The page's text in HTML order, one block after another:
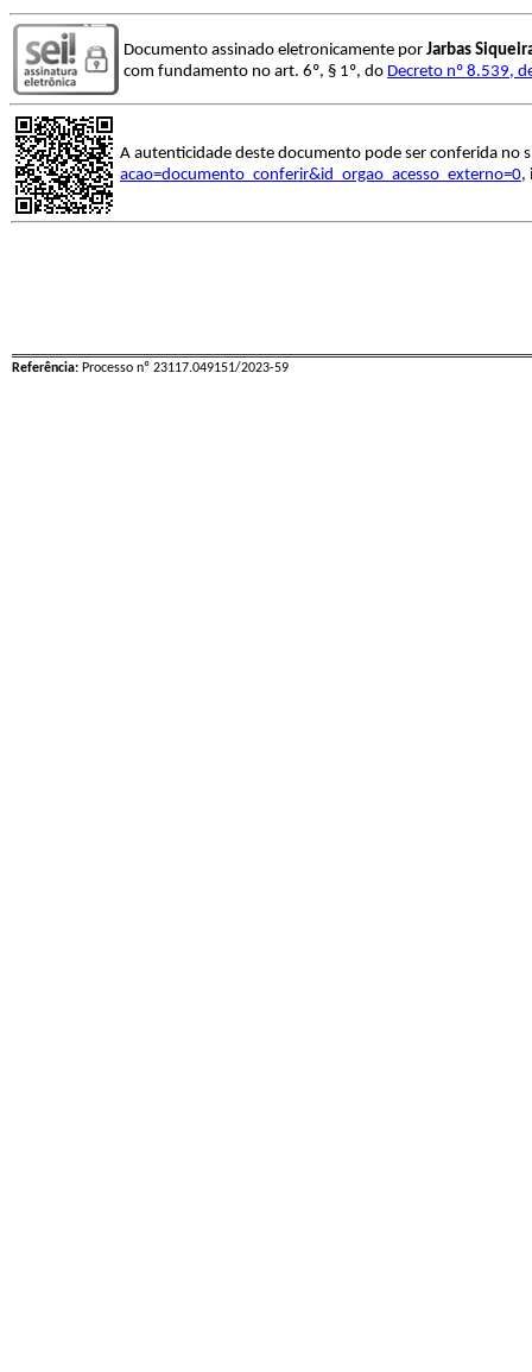
Documento assinado eletronicamente por Jarbas
com fundamento no art. 6º, § 1º, do Decreto nº 8.539,
A autenticidade deste documento pode ser conferida no
acao=documento_conferir&id_orgao_acesso_externo=0,
Referência: Processo nº 23117.049151/2023-59